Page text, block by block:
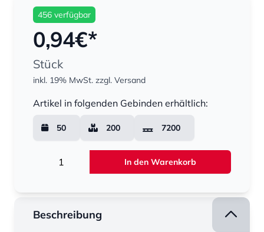
456 verfügbar
0,94€*
Stück
inkl. 19% MwSt. zzgl. Versand
Artikel in folgenden Gebinden erhältlich:
50 200 7200
In den Warenkorb
Beschreibung